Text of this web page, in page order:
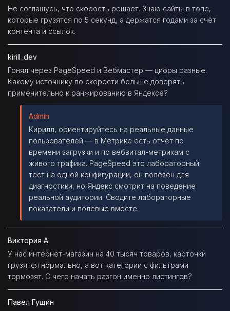
Не соглашусь, что скорость решает. Знаю сайты в топе,
которые грузятся по 5 секунд, а держатся годами за счёт
контента и ссылок.
kirill_dev
Гонял через PageSpeed и Вебмастер — цифры разные.
Какому источнику по скорости больше доверять
применительно к ранжированию в Яндексе?
Admin
Кирилл, ориентируйтесь на реальные данные
пользователей — в Метрике есть отчёт по
времени загрузки и по вебвитал-метрикам с
живого трафика. PageSpeed это лабораторный
тест на одной конфигурации, он полезен для
диагностики, но Яндекс смотрит на поведение
реальной аудитории. Сводите лабораторные
показатели и полевые вместе.
Виктория А.
У нас интернет-магазин на 40 тысяч товаров, карточки
грузятся нормально, а вот категории с фильтрами
тормозят. С чего начать разгон именно листингов?
Павел Гущин